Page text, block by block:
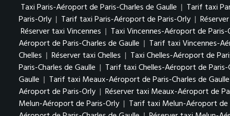
Taxi Paris-Aéroport de Paris-Charles de Gaulle | Tarif taxi
Paris-Orly | Tarif taxi Paris-Aéroport de Paris-Orly |
Réserver taxi Vincennes | Taxi Vincennes-Aéroport de Paris-
Aéroport de Paris-Charles de Gaulle | Tarif taxi Vincennes-
Chelles | Réserver taxi Chelles | Taxi Chelles-Aéroport de
Paris-Charles de Gaulle | Tarif taxi Chelles-Aéroport de Paris-
Gaulle | Tarif taxi Meaux-Aéroport de Paris-Charles de Gaulle
Aéroport de Paris-Orly | Réserver taxi Meaux-Aéroport de
Melun-Aéroport de Paris-Orly | Tarif taxi Melun-Aéroport de